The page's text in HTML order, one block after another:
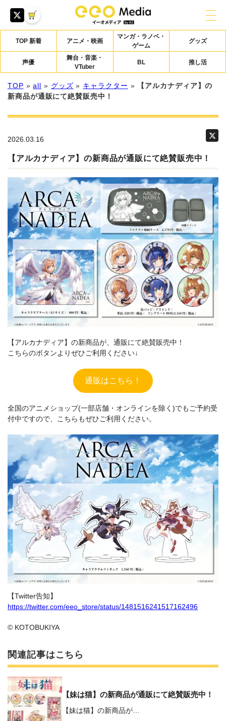
TOP 新着 アニメ・映画
マンガ・ラノベ・
ゲーム
グッズ
声優
舞台・音楽・
VTuber
BL 推し活
TOP »all » グッズ » キャラクター »
【アルカナディア】の
新商品が通販にて絶賛販売中！
2026.03.16
【アルカナディア】の新商品が通販にて絶賛販売中！
【アルカナディア】の新商品が、通販にて絶賛販売中！
こちらのボタンよりぜひご利用ください↓
通販はこちら！
全国のアニメショップ(一部店舗・オンラインを除く)でもご予約受
付中ですので、こちらもぜひご利用ください。
【Twitter告知】
https://twitter.com/eeo_store/status/1481516241517162496
© KOTOBUKIYA
関連記事はこちら
【妹は猫】の新商品が通販にて絶賛販売中！
【妹は猫】の新商品が…